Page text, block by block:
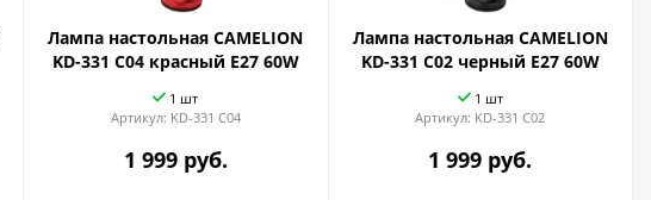
Лампа настольная CAMELION
KD-331 C04 красный Е27 60W
1 шт
Артикул: KD-331 C04
1 999 руб.
Лампа настольная CAMELION
KD-331 C02 черный E27 60W
1 шт
Артикул: KD-331 C02
1 999 руб.